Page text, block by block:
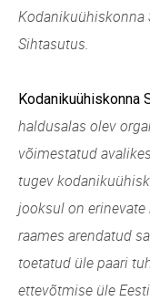
Kodanikuühiskonna
Sihtasutus.
Kodanikuühiskonna
haldusalas olev
võimestatud
tugev
jooksul on
raames arendatud
toetatud üle paari
ettevõtmise üle